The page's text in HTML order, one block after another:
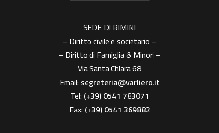
SEDE DI RIMINI
– Diritto civile e societario –
– Diritto di Famiglia & Minori –
Via Santa Chiara 68
Email: segreteria@varliero.it
Tel: (+39) 0541 783071
Fax: (+39)0541 369882